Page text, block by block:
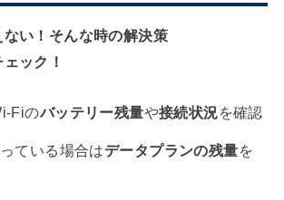
い！そんな時の解決策
ック！
Fiのバッテリー残量や接続状況を確認
ている場合はデータプランの残量を